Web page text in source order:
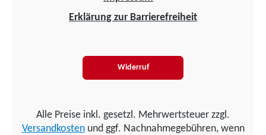
Erklärung zur Barrierefreiheit
Widerruf
Alle Preise inkl. gesetzl. Mehrwertsteuer zzgl.
Versandkostenund ggf. Nachnahmegebühren, wenn